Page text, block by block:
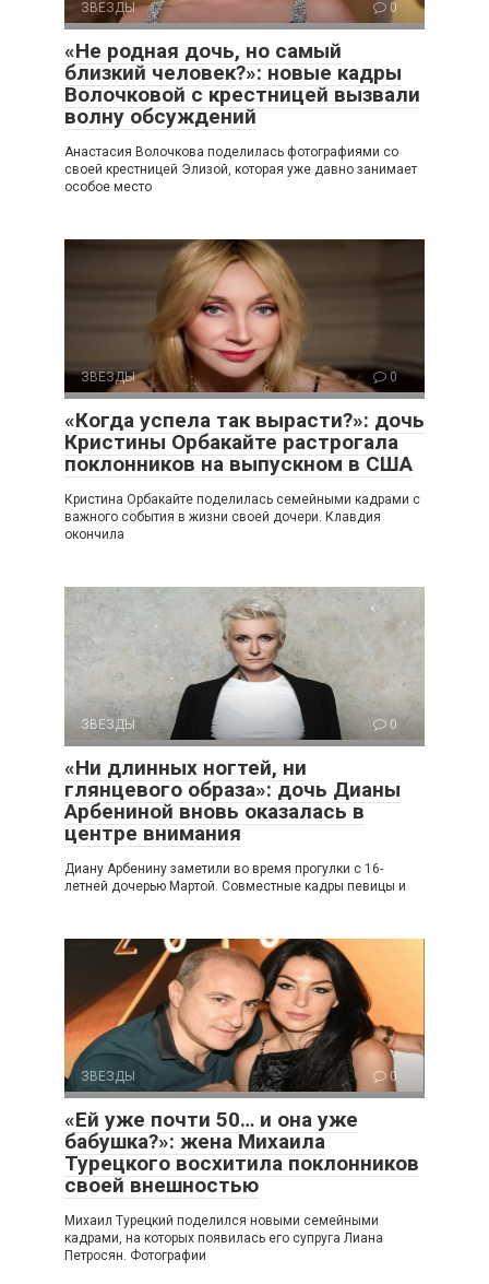
ЗВЕЗДЫ 0
«Не родная дочь, но самый
близкий человек?»: новые кадры
Волочковой с крестницей вызвали
волну обсуждений
Анастасия Волочкова поделилась фотографиями со
своей крестницей Элизой, которая уже давно занимает
особое место
ЗВЕЗДЫ 0
«Когда успела так вырасти?»: дочь
Кристины Орбакайте растрогала
поклонников на выпускном в США
Кристина Орбакайте поделилась семейными кадрами с
важного события в жизни своей дочери. Клавдия
окончила
ЗВЕЗДЫ 0
«Ни длинных ногтей, ни
глянцевого образа»: дочь Дианы
Арбениной вновь оказалась в
центре внимания
Диану Арбенину заметили во время прогулки с 16-
летней дочерью Мартой. Совместные кадры певицы и
ЗВЕЗДЫ 0
«Ей уже почти 50… и она уже
бабушка?»: жена Михаила
Турецкого восхитила поклонников
своей внешностью
Михаил Турецкий поделился новыми семейными
кадрами, на которых появилась его супруга Лиана
Петросян. Фотографии